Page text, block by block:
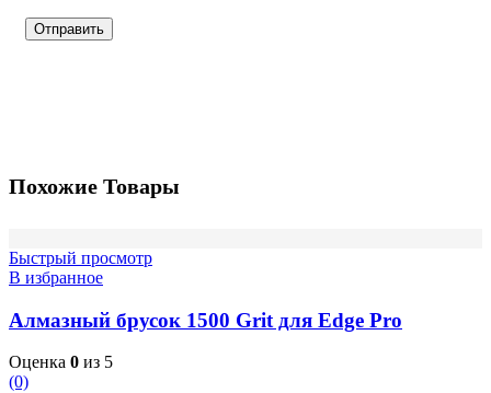
Похожие Товары
Быстрый просмотр
В избранное
Алмазный брусок 1500 Grit для Edge Pro
Оценка 0 из 5
(0)